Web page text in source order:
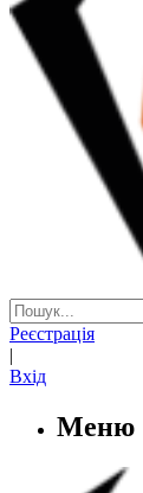
Реєстрація
|
Вхід
Меню